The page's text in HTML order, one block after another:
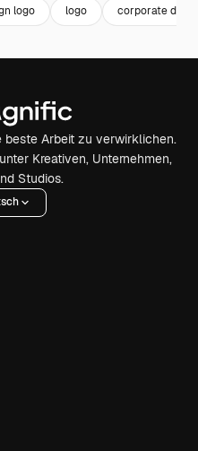
logo logo corporate
beste Arbeit zu verwirklichen.
Kreativen, Unternehmen,
Studios.